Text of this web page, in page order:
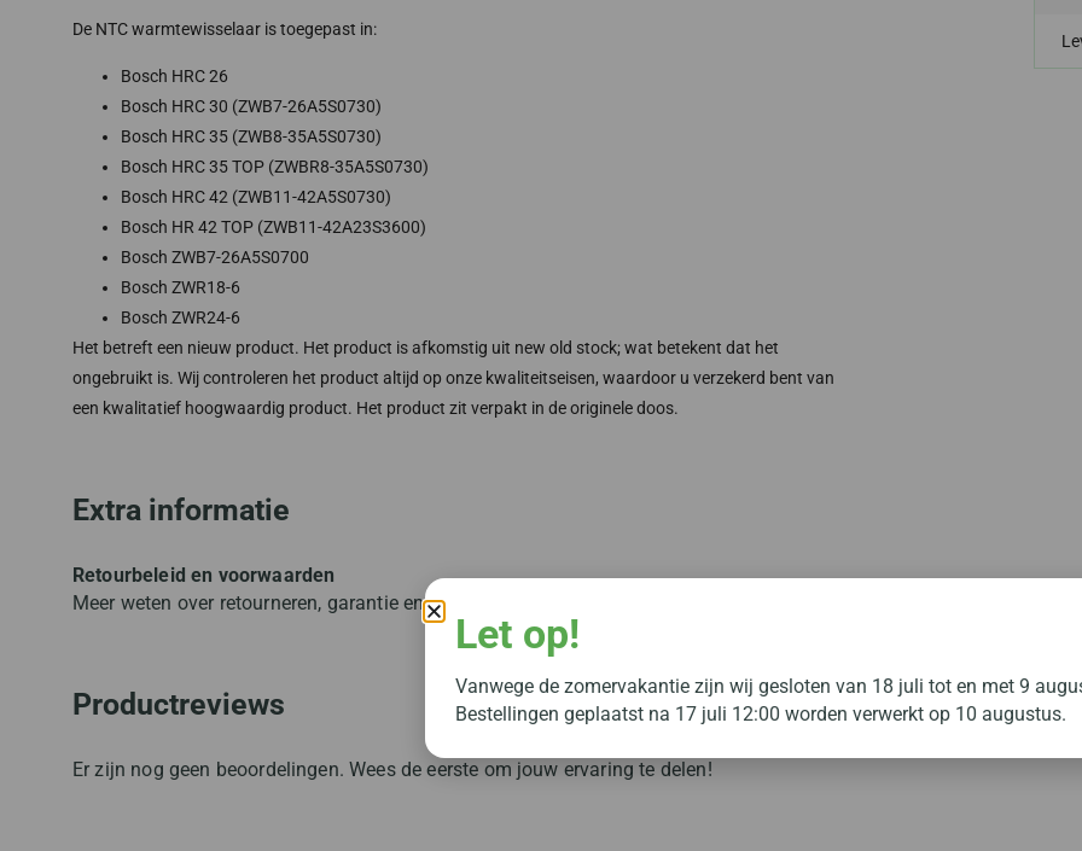
De NTC warmtewisselaar is toegepast in:
Bosch HRC 26
Bosch HRC 30 (ZWB7-26A5S0730)
Bosch HRC 35 (ZWB8-35A5S0730)
Bosch HRC 35 TOP (ZWBR8-35A5S0730)
Bosch HRC 42 (ZWB11-42A5S0730)
Bosch HR 42 TOP (ZWB11-42A23S3600)
Bosch ZWB7-26A5S0700
Bosch ZWR18-6
Bosch ZWR24-6
Het betreft een nieuw product. Het product is afkomstig uit new old stock; wat betekent dat het
ongebruikt is. Wij controleren het product altijd op onze kwaliteitseisen, waardoor u verzekerd bent van
een kwalitatief hoogwaardig product. Het product zit verpakt in de originele doos.
Extra informatie
Retourbeleid en voorwaarden
Meer weten over retourneren, garantie en andere voorwaarden? Bekijk onze
Productreviews
Er zijn nog geen beoordelingen. Wees de eerste om jouw ervaring te delen!
Let op!
Vanwege de zomervakantie zijn wij gesloten van 18 juli tot en met 9
Bestellingen geplaatst na 17 juli 12:00 worden verwerkt op 10 augustus.